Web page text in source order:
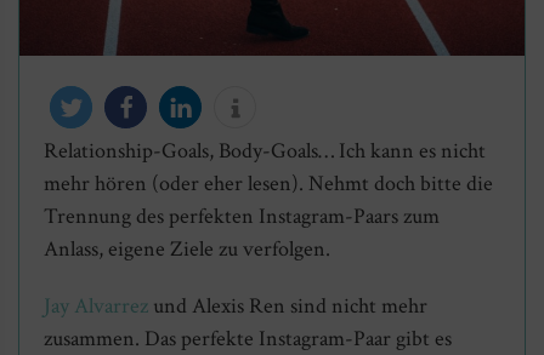
twittern teilen mitteilen info
Relationship-Goals, Body-Goals… Ich kann es nicht
mehr hören (oder eher lesen). Nehmt doch bitte die
Trennung des perfekten Instagram-Paars zum
Anlass, eigene Ziele zu verfolgen.
Jay Alvarrez und Alexis Ren sind nicht mehr
zusammen. Das perfekte Instagram-Paar gibt es